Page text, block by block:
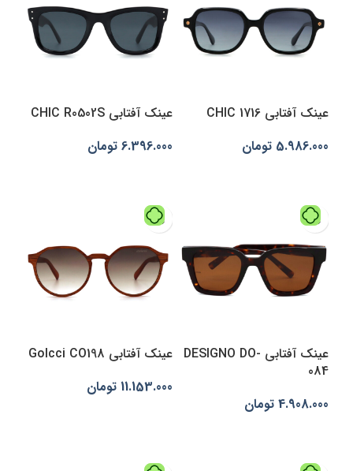
عینک آفتابی CHIC 1716
5.986.000 تومان
عینک آفتابی CHIC R0502S
6.396.000 تومان
عینک آفتابی DESIGNO DO-
084
4.908.000 تومان
عینک آفتابی Golcci CO198
11.153.000 تومان